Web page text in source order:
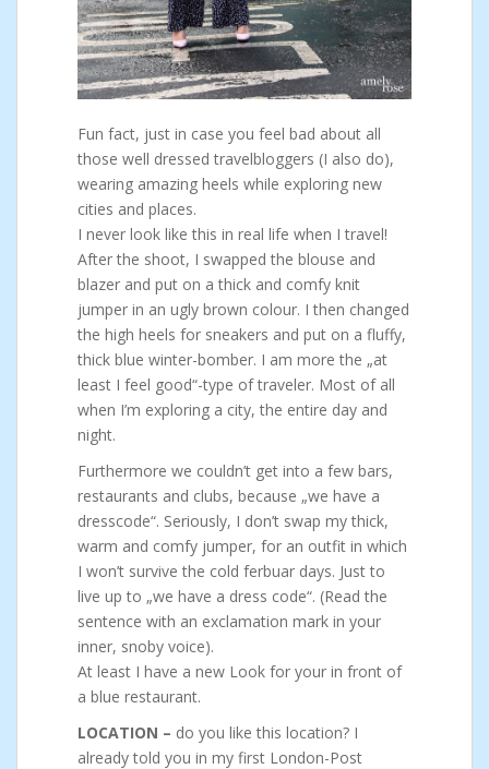
Fun fact, just in case you feel bad about all
those well dressed travelbloggers (I also do),
wearing amazing heels while exploring new
cities and places.
I never look like this in real life when I travel!
After the shoot, I swapped the blouse and
blazer and put on a thick and comfy knit
jumper in an ugly brown colour. I then changed
the high heels for sneakers and put on a fluffy,
thick blue winter-bomber. I am more the „at
least I feel good“-type of traveler. Most of all
when I’m exploring a city, the entire day and
night.
Furthermore we couldn’t get into a few bars,
restaurants and clubs, because „we have a
dresscode“. Seriously, I don’t swap my thick,
warm and comfy jumper, for an outfit in which
I won’t survive the cold ferbuar days. Just to
live up to „we have a dress code“. (Read the
sentence with an exclamation mark in your
inner, snoby voice).
At least I have a new Look for your in front of
a blue restaurant.
LOCATION – do you like this location? I
already told you in my first London-Post